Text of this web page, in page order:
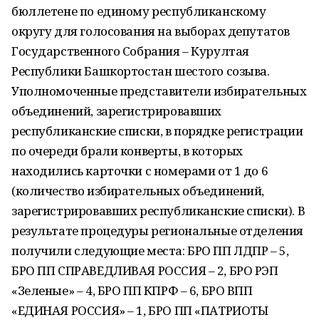
бюллетене по единому республиканскому
округу для голосования на выборах депутатов
Государственного Собрания – Курултая
Республики Башкортостан шестого созыва.
Уполномоченные представители избирательных
объединений, зарегистрировавших
республиканские списки, в порядке регистрации
по очереди брали конверты, в которых
находились карточки с номерами от 1 до 6
(количество избирательных объединений,
зарегистрировавших республиканские списки). В
результате процедуры региональные отделения
получили следующие места: БРО ПП ЛДПР – 5,
БРО ПП СПРАВЕДЛИВАЯ РОССИЯ – 2, БРО РЭП
«Зеленые» – 4, БРО ПП КПРФ – 6, БРО ВПП
«ЕДИНАЯ РОССИЯ» – 1, БРО ПП «ПАТРИОТЫ